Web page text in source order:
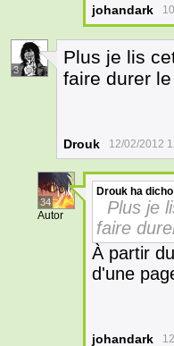
johandark
3
Plus je lis
faire durer
Drouk 12/02/2012
34
Autor
Drouk ha
Plus je
faire
À partir
d'une
johandark